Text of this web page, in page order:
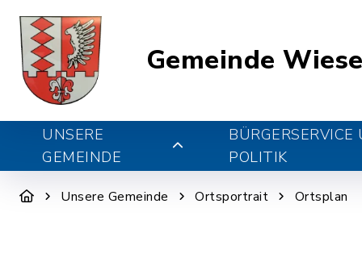
Gemeinde
UNSERE
GEMEINDE
BÜRGERSERVICE
POLITIK
Unsere Gemeinde Ortsportrait Ortsplan